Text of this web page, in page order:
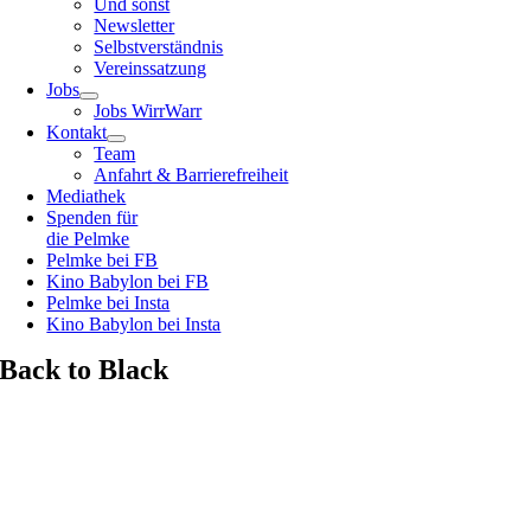
Und sonst
Newsletter
Selbstverständnis
Vereinssatzung
Jobs
Jobs WirrWarr
Kontakt
Team
Anfahrt & Barrierefreiheit
Mediathek
Spenden für
die Pelmke
Pelmke bei FB
Kino Babylon bei FB
Pelmke bei Insta
Kino Babylon bei Insta
Back to Black